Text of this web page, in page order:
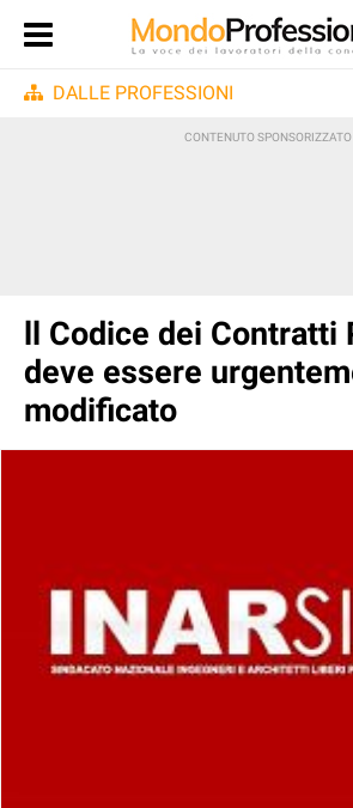
DALLE PROFESSIONI
ll Codice dei Contratti
deve essere
modificato